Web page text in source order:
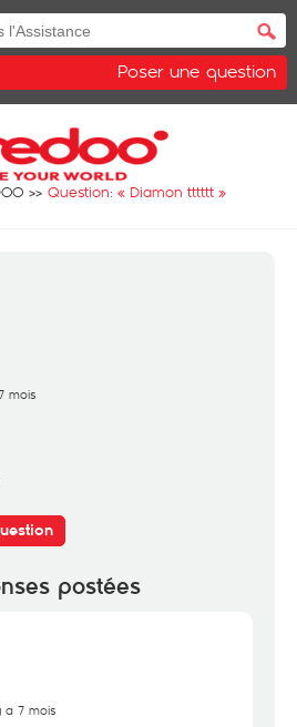
Poser une question
Question: « Diamon tttttt »
mois
postées
a 7 mois